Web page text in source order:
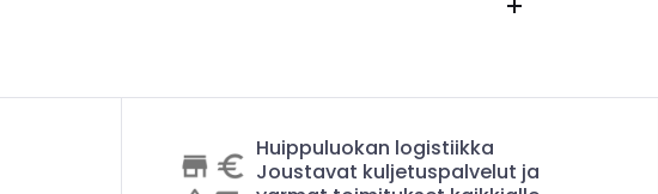
Huippuluokan logistiikka
Joustavat kuljetuspalvelut ja